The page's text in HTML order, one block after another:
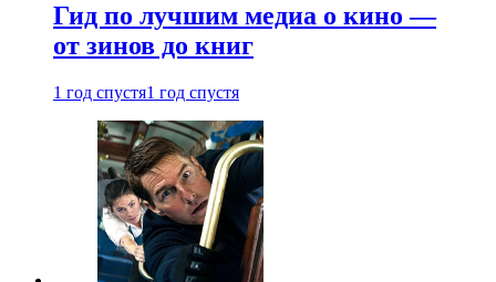
Гид по лучшим медиа о кино —
от зинов до книг
1 год спустя1 год спустя